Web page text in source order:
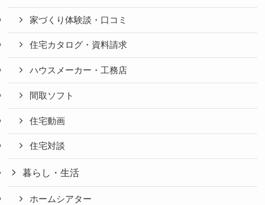
家づくり体験談・口コミ
住宅カタログ・資料請求
ハウスメーカー・工務店
間取ソフト
住宅動画
住宅対談
暮らし・生活
ホームシアター